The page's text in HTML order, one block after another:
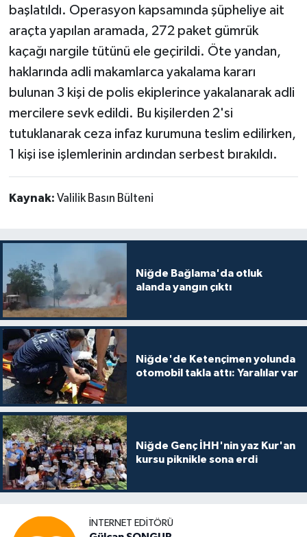
başlatıldı. Operasyon kapsamında şüpheliye ait
araçta yapılan aramada, 272 paket gümrük
kaçağı nargile tütünü ele geçirildi. Öte yandan,
haklarında adli makamlarca yakalama kararı
bulunan 3 kişi de polis ekiplerince yakalanarak adli
mercilere sevk edildi. Bu kişilerden 2'si
tutuklanarak ceza infaz kurumuna teslim edilirken,
1 kişi ise işlemlerinin ardından serbest bırakıldı.
Kaynak: Valilik Basın Bülteni
Niğde Bağlama'da otluk
alanda yangın çıktı
Niğde'de Ketençimen yolunda
otomobil takla attı: Yaralılar var
Niğde Genç İHH'nin yaz Kur'an
kursu piknikle sona erdi
İNTERNET EDITÖRÜ